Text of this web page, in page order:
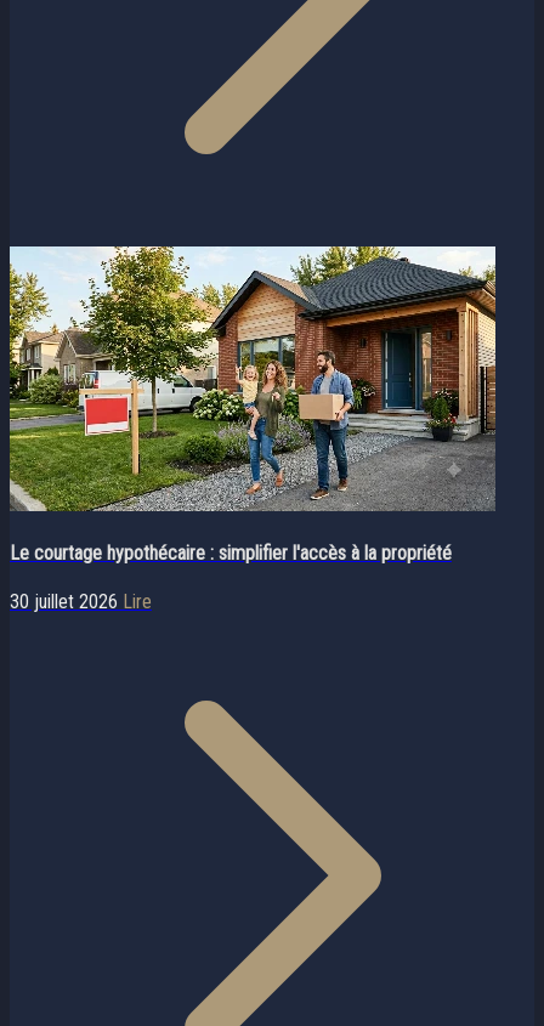
Le courtage hypothécaire : simplifier l'accès à la propriété
30 juillet 2026 Lire